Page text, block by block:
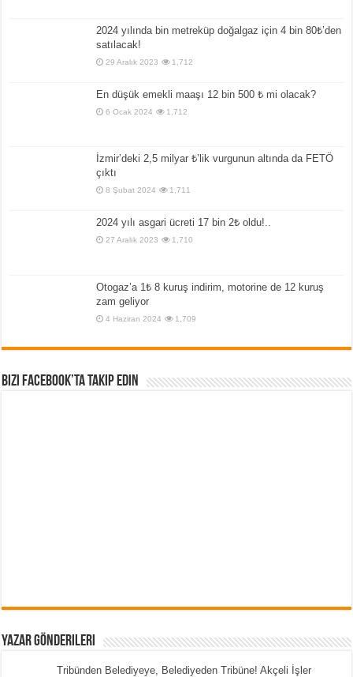
2024 yılında bin metreküp doğalgaz için 4 bin 80₺’den
satılacak!
29 Aralık 2023 1,712
En düşük emekli maaşı 12 bin 500 ₺ mi olacak?
6 Ocak 2024 1,712
İzmir’deki 2,5 milyar ₺’lik vurgunun altında da FETÖ
çıktı
8 Şubat 2024 1,711
2024 yılı asgari ücreti 17 bin 2₺ oldu!..
27 Aralık 2023 1,710
Otogaz’a 1₺ 8 kuruş indirim, motorine de 12 kuruş
zam geliyor
4 Haziran 2024 1,709
Bizi Facebook’ta Takip Edin
Yazar Gönderileri
Tribünden Belediyeye, Belediyeden Tribüne! Akçeli İşler